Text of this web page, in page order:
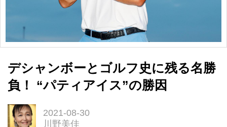
デシャンボーとゴルフ史に残る名勝
負！ “パティアイス”の勝因
2021-08-30
川野美佳